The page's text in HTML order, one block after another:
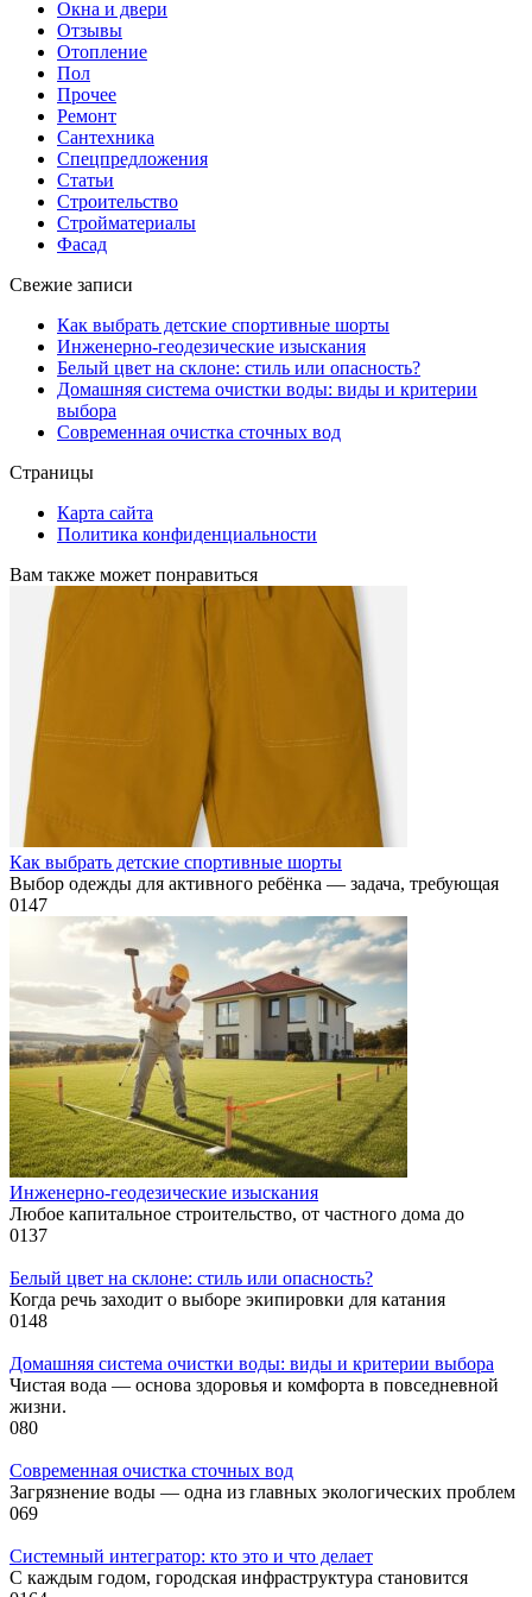
Окна и двери
Отзывы
Отопление
Пол
Прочее
Ремонт
Сантехника
Спецпредложения
Статьи
Строительство
Стройматериалы
Фасад
Свежие записи
Как выбрать детские спортивные шорты
Инженерно-геодезические изыскания
Белый цвет на склоне: стиль или опасность?
Домашняя система очистки воды: виды и критерии
выбора
Современная очистка сточных вод
Страницы
Карта сайта
Политика конфиденциальности
Вам также может понравиться
Как выбрать детские спортивные шорты
Выбор одежды для активного ребёнка — задача, требующая
0147
Инженерно-геодезические изыскания
Любое капитальное строительство, от частного дома до
0137
Белый цвет на склоне: стиль или опасность?
Когда речь заходит о выборе экипировки для катания
0148
Домашняя система очистки воды: виды и критерии выбора
Чистая вода — основа здоровья и комфорта в повседневной
жизни.
080
Современная очистка сточных вод
Загрязнение воды — одна из главных экологических проблем
069
Системный интегратор: кто это и что делает
С каждым годом, городская инфраструктура становится